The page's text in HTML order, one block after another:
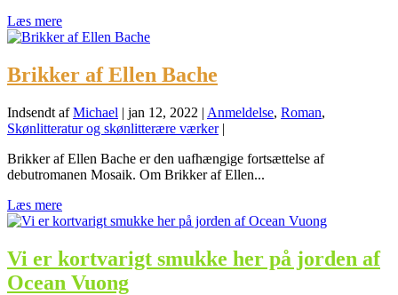
Læs mere
Brikker af Ellen Bache
Indsendt afMichael | jan 12, 2022 | Anmeldelse, Roman,
Skønlitteratur og skønlitterære værker|
Brikker af Ellen Bache er den uafhængige fortsættelse af
debutromanen Mosaik. Om Brikker af Ellen...
Læs mere
Vi er kortvarigt smukke her på jorden af
Ocean Vuong